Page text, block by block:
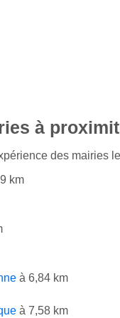
à
des mairies
km
à 6,84 km
à 7,58 km